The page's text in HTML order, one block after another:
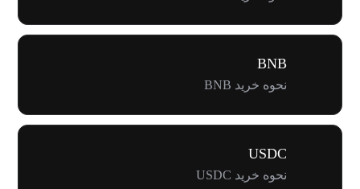
BNB
نحوه خرید BNB
USDC
نحوه خرید USDC